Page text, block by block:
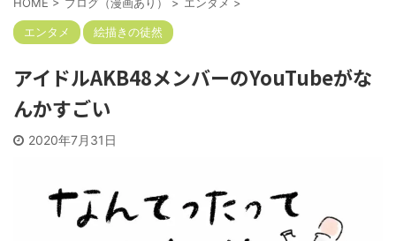
エンタメ 絵描きの徒然
アイドルAKB48メンバーのYouTubeがな
んかすごい
2020年7月31日